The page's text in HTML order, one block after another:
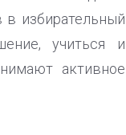
в избирательный
учиться и
активное